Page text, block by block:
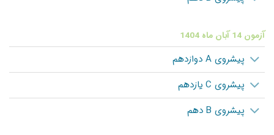
آزمون 14 آبان ماه 1404
پیشروی A دوازدهم
پیشروی C یازدهم
پیشروی B دهم